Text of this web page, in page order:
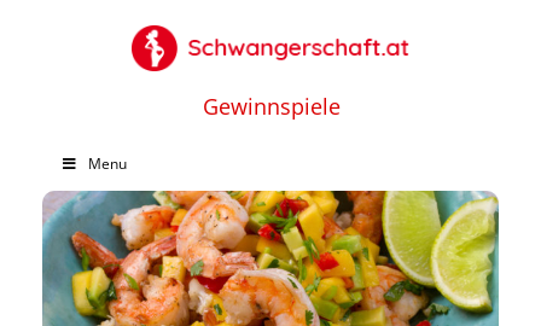
Gewinnspiele
Menu